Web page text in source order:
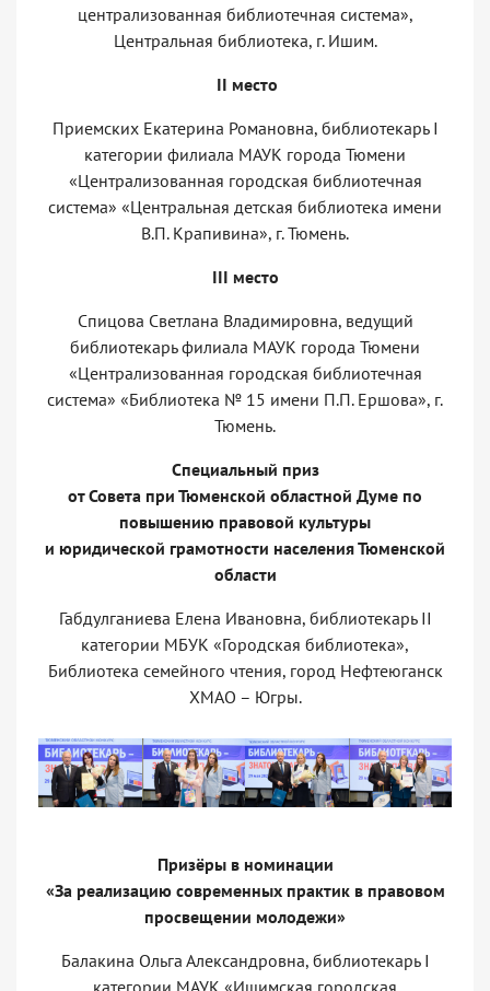
централизованная библиотечная система»,
Центральная библиотека, г. Ишим.
II место
Приемских Екатерина Романовна, библиотекарь I
категории филиала МАУК города Тюмени
«Централизованная городская библиотечная
система» «Центральная детская библиотека имени
В.П. Крапивина», г. Тюмень.
III место
Спицова Светлана Владимировна, ведущий
библиотекарь филиала МАУК города Тюмени
«Централизованная городская библиотечная
система» «Библиотека № 15 имени П.П. Ершова», г.
Тюмень.
Специальный приз
от Совета при Тюменской областной Думе по
повышению правовой культуры
и юридической грамотности населения Тюменской
области
Габдулганиева Елена Ивановна, библиотекарь II
категории МБУК «Городская библиотека»,
Библиотека семейного чтения, город Нефтеюганск
ХМАО – Югры.
Призёры в номинации
«За реализацию современных практик в правовом
просвещении молодежи»
Балакина Ольга Александровна, библиотекарь I
категории МАУК «Ишимская городская